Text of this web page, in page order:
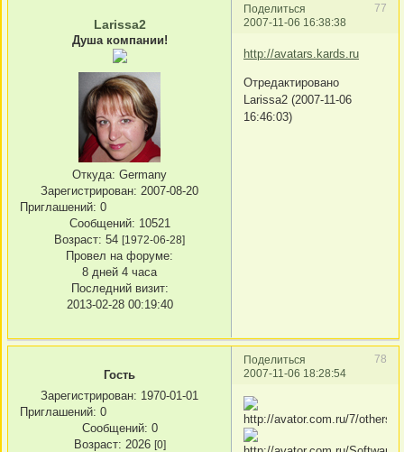
Поделиться
77
2007-11-06 16:38:38
Larissa2
Душа компании!
Откуда: Germany
Зарегистрирован: 2007-08-20
Приглашений: 0
Сообщений: 10521
Возраст: 54 [1972-06-28]
Провел на форуме:
8 дней 4 часа
Последний визит:
2013-02-28 00:19:40
http://avatars.kards.ru
Отредактировано
Larissa2 (2007-11-06
16:46:03)
Поделиться
78
2007-11-06 18:28:54
Гость
Зарегистрирован: 1970-01-01
Приглашений: 0
Сообщений: 0
Возраст: 2026 [0]